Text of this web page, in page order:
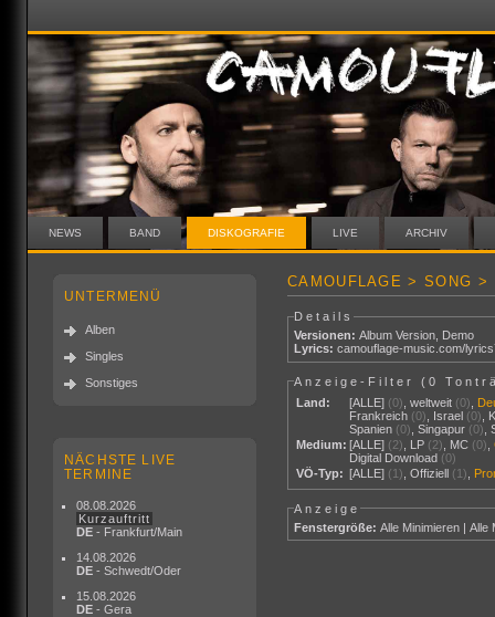
NEWS BAND DISKOGRAFIE LIVE ARCHIV
UNTERMENÜ
Alben
Singles
Sonstiges
NÄCHSTE LIVE
TERMINE
08.08.2026
Kurzauftritt
DE - Frankfurt/Main
14.08.2026
DE - Schwedt/Oder
15.08.2026
DE - Gera
CAMOUFLAGE > SONG >
Details
Versionen: Album Version, Demo
Lyrics: camouflage-music.com/
Anzeige-Filter (0
Land:
[ALLE] (0) ,weltweit (0)
Frankreich (0) Israel (0)
Spanien (0) ,Singapur (0) ,
Medium: [ALLE] (2) LP (2) MC (0) ,
Digital Download (0)
VÖ-Typ: [ALLE] (1) ,Offiziell (1)
Anzeige
Fenstergröße: Alle Minimieren |Alle